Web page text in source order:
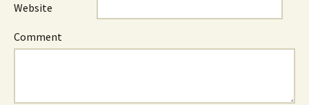
Website
Comment